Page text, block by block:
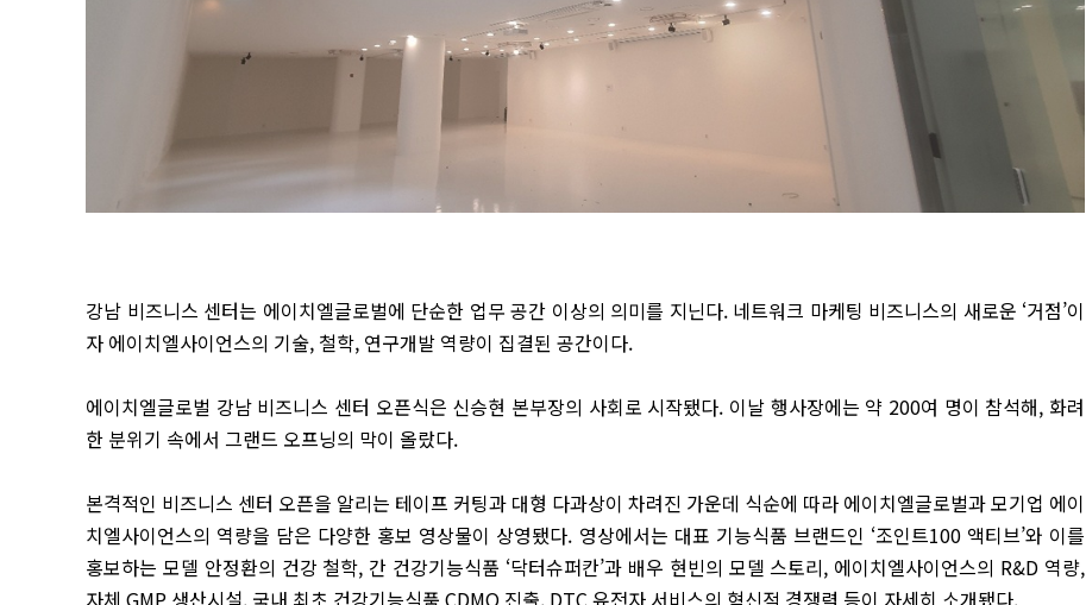
강남 비즈니스 센터는 에이치엘글로벌에 단순한 업무 공간 이상의 의미를 지닌다. 네트워크 마케팅 비즈니스의 새로운 ‘거점’이
자 에이치엘사이언스의 기술, 철학, 연구개발 역량이 집결된 공간이다.
에이치엘글로벌 강남 비즈니스 센터 오픈식은 신승현 본부장의 사회로 시작됐다. 이날 행사장에는 약 200여 명이 참석해, 화려
한 분위기 속에서 그랜드 오프닝의 막이 올랐다.
본격적인 비즈니스 센터 오픈을 알리는 테이프 커팅과 대형 다과상이 차려진 가운데 식순에 따라 에이치엘글로벌과 모기업 에이
치엘사이언스의 역량을 담은 다양한 홍보 영상물이 상영됐다. 영상에서는 대표 기능식품 브랜드인 ‘조인트100 액티브’와 이를
홍보하는 모델 안정환의 건강 철학, 간 건강기능식품 ‘닥터슈퍼칸’과 배우 현빈의 모델 스토리, 에이치엘사이언스의 R&D 역량,
자체 GMP 생산시설, 국내 최초 건강기능식품 CDMO 진출, DTC 유전자 서비스의 혁신적 경쟁력 등이 자세히 소개됐다.